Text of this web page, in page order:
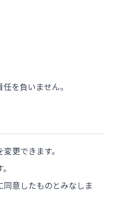
を負いません。
更できます。
意したものとみなしま